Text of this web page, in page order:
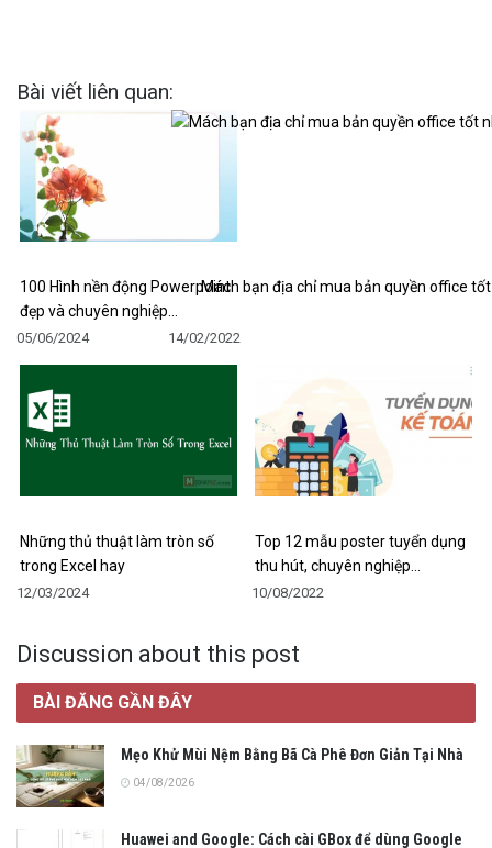
Bài viết liên quan:
100 Hình nền động Powerpoint
đẹp và chuyên nghiệp…
05/06/2024
Mách bạn địa chỉ mua bản quyền office
14/02/2022
Những thủ thuật làm tròn số
trong Excel hay
12/03/2024
Top 12 mẫu poster tuyển dụng
thu hút, chuyên nghiệp…
10/08/2022
Discussion about this post
BÀI ĐĂNG GẦN ĐÂY
Mẹo Khử Mùi Nệm Bằng Bã Cà Phê Đơn Giản Tại Nhà
04/08/2026
Huawei and Google: Cách cài GBox để dùng Google